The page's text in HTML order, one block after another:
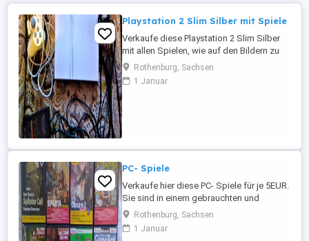
Playstation 2 Slim Silber mit Spiele
Verkaufe diese Playstation 2 Slim Silber
mit allen Spielen, wie auf den Bildern zu
sehen ist. Die Konsole und die Spiele sind
in einem benutzten aber noch guten
Zustand. Nur alles zusammen zu
Rothenburg, Sachsen
1 Januar
PC- Spiele
Verkaufe hier diese PC- Spiele für je 5EUR.
Sie sind in einem gebrauchten und
bespielten aber noch guten Zustand,
Versand wäre gegen Aufpreis möglich.
Privatverkauf ohne Garantie und
Rothenburg, Sachsen
1 Januar